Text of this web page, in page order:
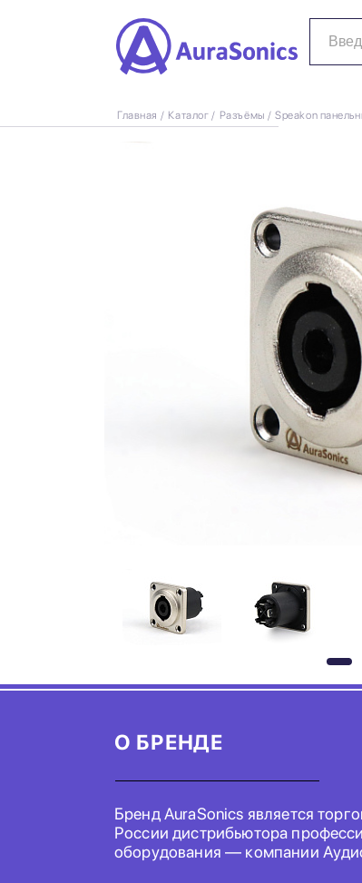
Главная Каталог Разъёмы Speakon
О БРЕНДЕ
Бренд AuraSonics является
России дистрибьютора
оборудования — компании